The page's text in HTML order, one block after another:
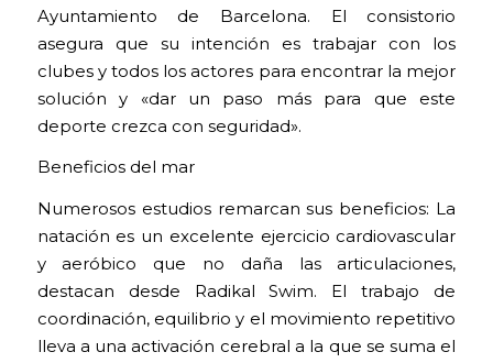
Ayuntamiento de Barcelona. El consistorio
asegura que su intención es trabajar con los
clubes y todos los actores para encontrar la mejor
solución y «dar un paso más para que este
deporte crezca con seguridad».
Beneficios del mar
Numerosos estudios remarcan sus beneficios: La
natación es un excelente ejercicio cardiovascular
y aeróbico que no daña las articulaciones,
destacan desde Radikal Swim. El trabajo de
coordinación, equilibrio y el movimiento repetitivo
lleva a una activación cerebral a la que se suma el